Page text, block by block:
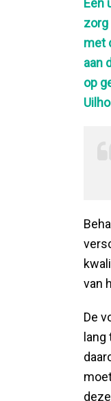
Een
zorg
met
aan
op
van
De